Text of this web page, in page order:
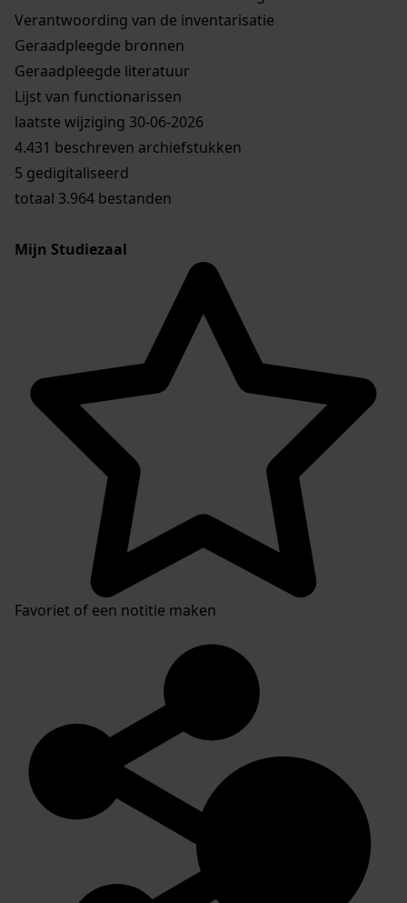
Verantwoording van de inventarisatie
Geraadpleegde bronnen
Geraadpleegde literatuur
Lijst van functionarissen
laatste wijziging 30-06-2026
4.431 beschreven archiefstukken
5 gedigitaliseerd
totaal 3.964 bestanden
Mijn Studiezaal
Favoriet of een notitie maken